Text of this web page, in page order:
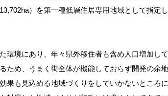
）を第一種低層住居専用地域として指定し
環境にあり、年々県外移住者も含め人口増加して
ため、うまく街全体が機能しておらず開発の余地
果も見込める地域づくりをしていかないところに